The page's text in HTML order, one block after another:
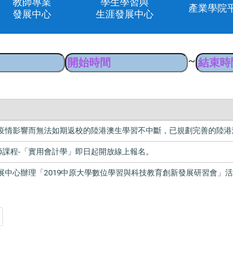
發展中心
生涯發展中心
產業學院
~
情影響而無法如期返校的陸港澳生學習不中斷，已規劃完善的陸
程-「實用會計學」即日起開放線上報名。
中心辦理「2019中原大學數位學習與科技教育創新發展研習會」活